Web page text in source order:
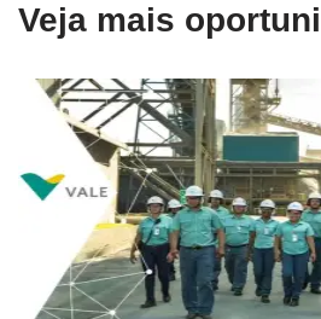
Veja mais